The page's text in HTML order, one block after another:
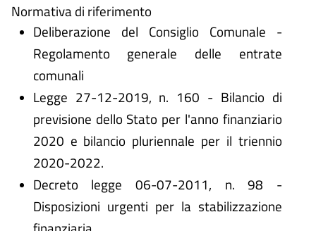
Normativa di riferimento
Deliberazione del Consiglio Comunale -
Regolamento generale delle entrate
comunali
Legge 27-12-2019, n. 160 - Bilancio di
previsione dello Stato per l'anno finanziario
2020 e bilancio pluriennale per il triennio
2020-2022.
Decreto legge 06-07-2011, n. 98 -
Disposizioni urgenti per la stabilizzazione